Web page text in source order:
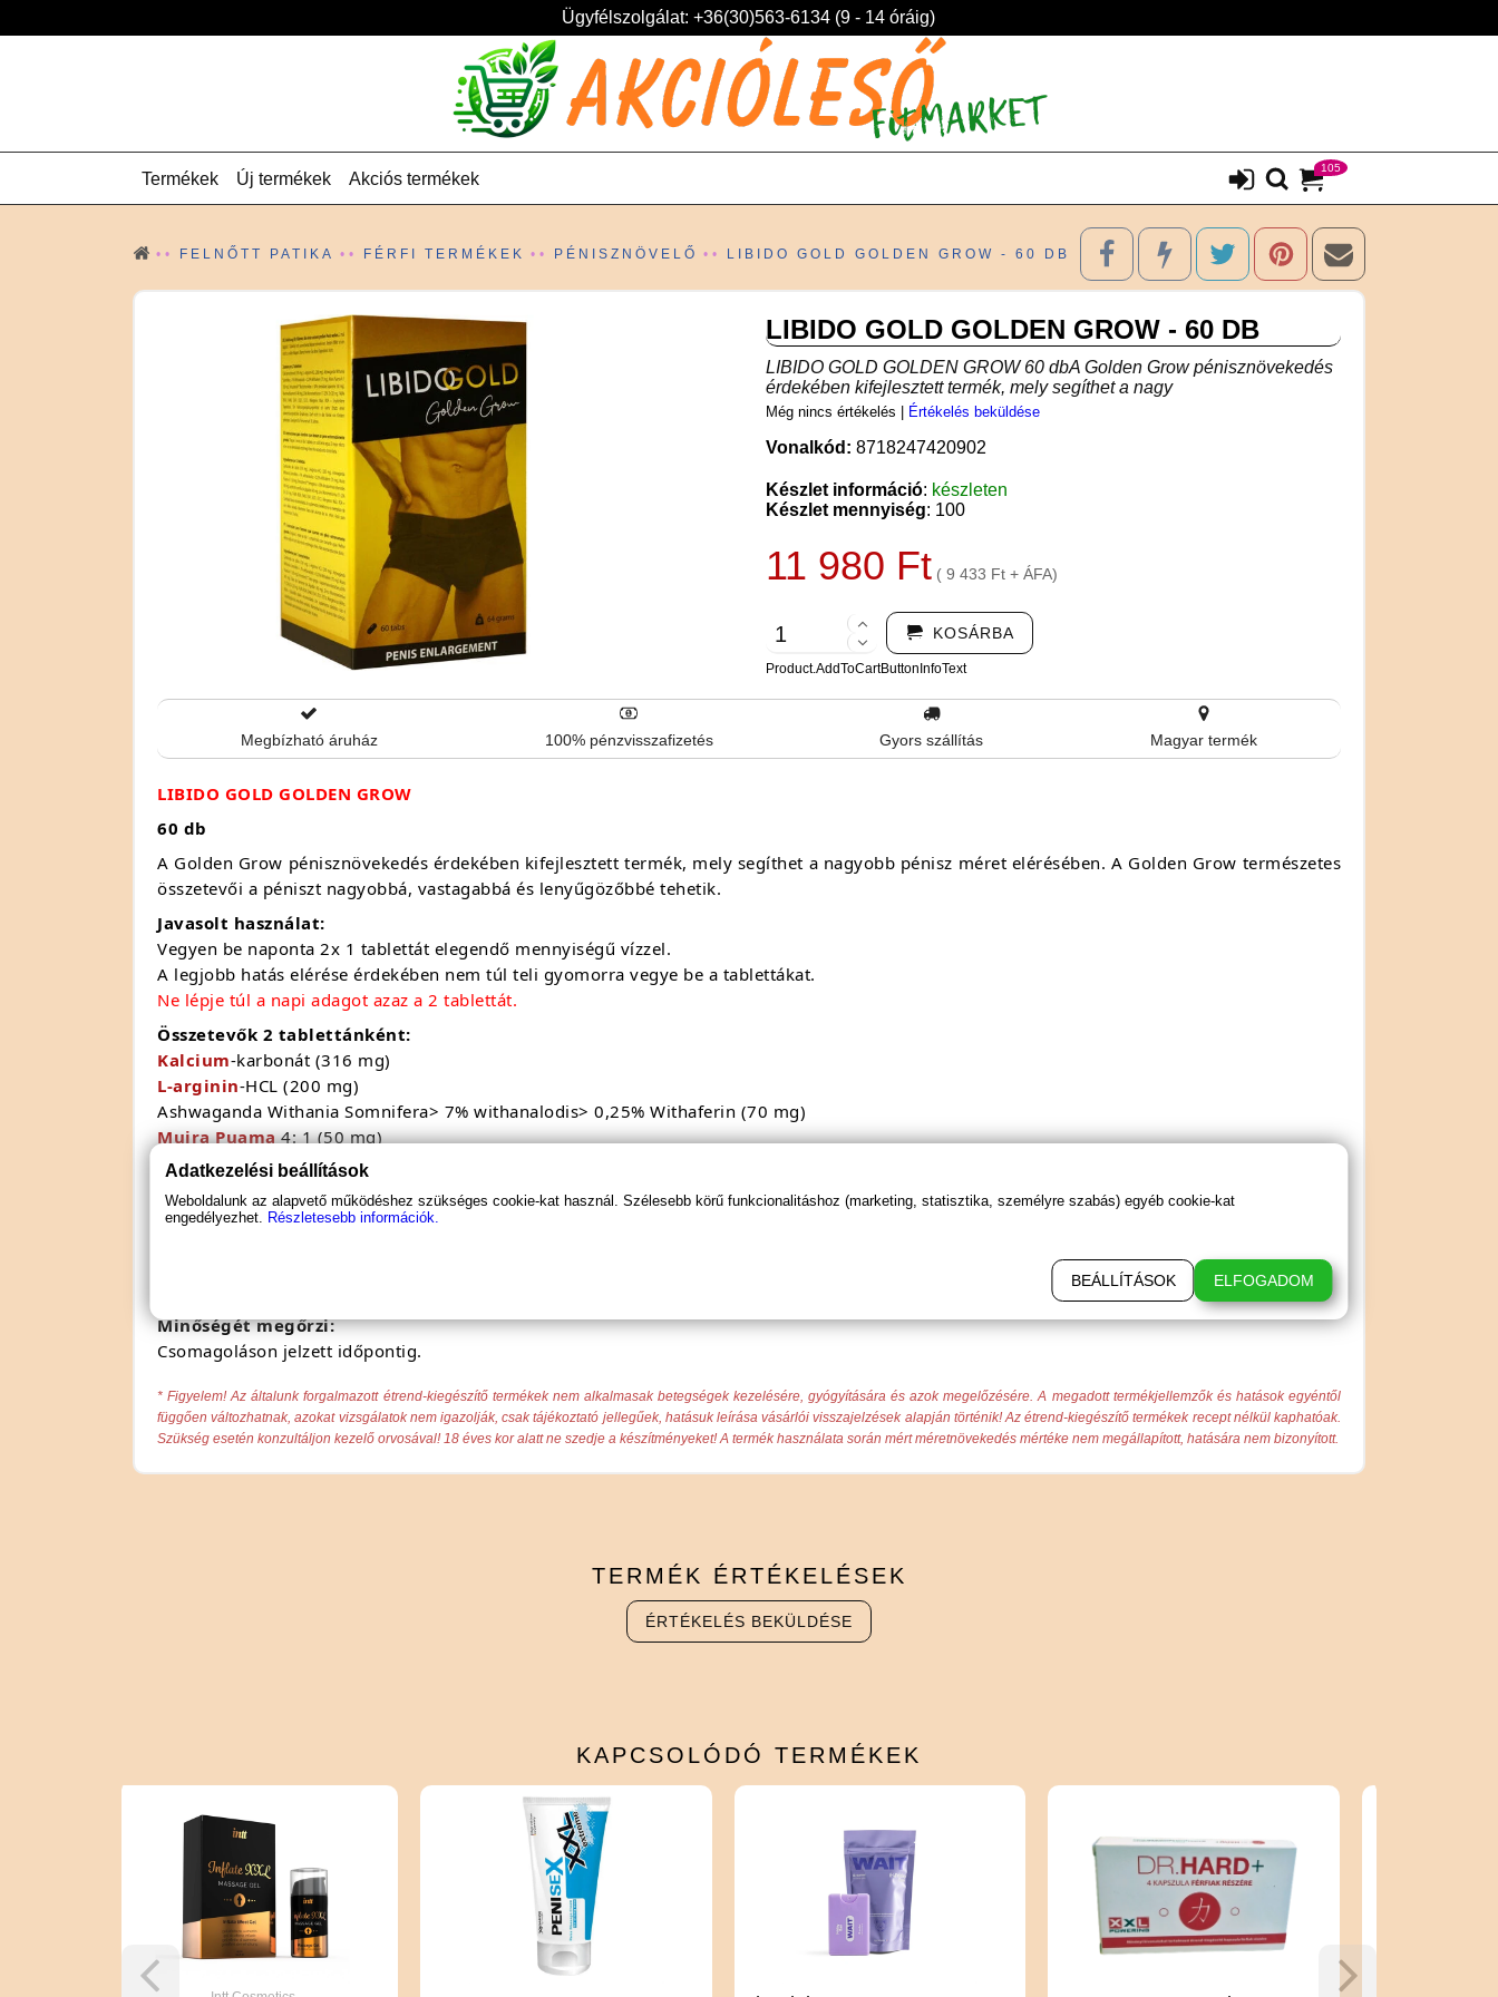
Ügyfélszolgálat: +36(30)563-6134 (9 - 14 óráig)
105
Termékek Új termékek Akciós termékek
FELNŐTT PATIKA FÉRFI TERMÉKEK PÉNISZNÖVELŐ LIBIDO GOLD GOLDEN GROW - 60 DB
LIBIDO GOLD GOLDEN GROW - 60 DB
LIBIDO GOLD GOLDEN GROW 60 dbA Golden Grow pénisznövekedés
érdekében kifejlesztett termék, mely segíthet a nagy
Még nincs értékelés Értékelés beküldése
Vonalkód: 8718247420902
Készlet információ: készleten
Készlet mennyiség: 100
11 980 Ft ( 9 433 Ft + ÁFA)
KOSÁRBA
Product.AddToCartButtonInfoText
Megbízható áruház 100% pénzvisszafizetés Gyors szállítás Magyar termék
LIBIDO GOLD GOLDEN GROW
60 db
A Golden Grow pénisznövekedés érdekében kifejlesztett termék, mely segíthet a nagyobb pénisz méret elérésében. A Golden Grow természetes
összetevői a péniszt nagyobbá, vastagabbá és lenyűgözőbbé tehetik.
Javasolt használat:
Vegyen be naponta 2x 1 tablettát elegendő mennyiségű vízzel.
A legjobb hatás elérése érdekében nem túl teli gyomorra vegye be a tablettákat.
Ne lépje túl a napi adagot azaz a 2 tablettát.
Összetevők 2 tablettánként:
Kalcium-karbonát (316 mg)
L-arginin-HCL (200 mg)
Ashwaganda Withania Somnifera> 7% withanalodis> 0,25% Withaferin (70 mg)
Muira Puama4: 1 (50 mg)
Fenusterols ™ Fenugreek
Cink-monometionin 17–22% Zn (20 mg, 74,8% RDA)
Minőségét megőrzi:
Csomagoláson jelzett időpontig.
* Figyelem! Az általunk forgalmazott étrend-kiegészítő termékek nem alkalmasak betegségek kezelésére, gyógyítására és azok megelőzésére. A megadott termékjellemzők és hatások egyéntől
függően változhatnak, azokat vizsgálatok nem igazolják, csak tájékoztató jellegűek, hatásuk leírása vásárlói visszajelzések alapján történik! Az étrend-kiegészítő termékek recept nélkül kaphatóak.
Szükség esetén konzultáljon kezelő orvosával! 18 éves kor alatt ne szedje a készítményeket! A termék használata során mért méretnövekedés mértéke nem megállapított, hatására nem bizonyított.
TERMÉK ÉRTÉKELÉSEK
ÉRTÉKELÉS BEKÜLDÉSE
KAPCSOLÓDÓ TERMÉKEK
Adatkezelési beállítások
Weboldalunk az alapvető működéshez szükséges cookie-kat használ. Szélesebb körű funkcionalitáshoz (marketing, statisztika, személyre szabás) egyéb cookie-kat
engedélyezhet. Részletesebb információk.
BEÁLLÍTÁSOK ELFOGADOM